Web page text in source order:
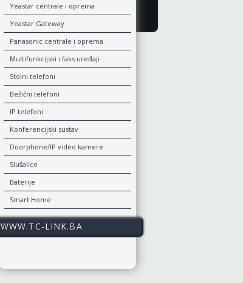
Yeastar centrale i oprema
Yeastar Gateway
Panasonic centrale i oprema
Multifunkcijski i faks uređaji
Stolni telefoni
Bežični telefoni
IP telefoni
Konferencijski sustav
Doorphone/IP video kamere
Slušalice
Baterije
Smart Home
WWW.TC-LINK.BA